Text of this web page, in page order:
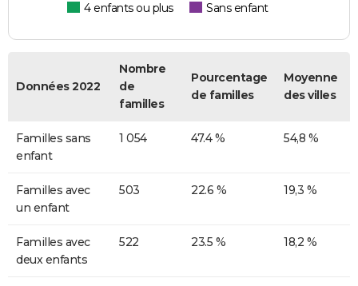
4 enfants ou plus Sans enfant
Données 2022
Nombre
de
familles
Pourcentage
de familles
Moyenne
des villes
Familles sans
enfant
1 054 47.4 % 54,8 %
Familles avec
un enfant
503 22.6 % 19,3 %
Familles avec
deux enfants
522 23.5 % 18,2 %